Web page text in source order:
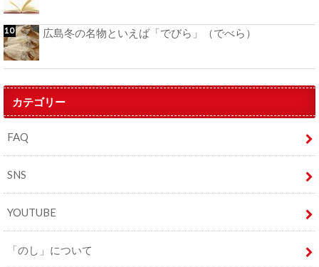
広島冬の名物といえば「でびら」（でべら）
カテゴリー
FAQ
SNS
YOUTUBE
「のし」について